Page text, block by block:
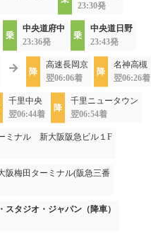
23:30発
中央道府中
23:36発
中央道日野
23:43発
高速長岡京
翌06:06着
名神高槻
翌06:26着
千里中央
翌06:44着
千里ニュータウン
翌06:54着
ミナル 新大阪阪急ビル１F
阪梅田ターミナル(阪急三番
スタジオ・ジャパン（降車）